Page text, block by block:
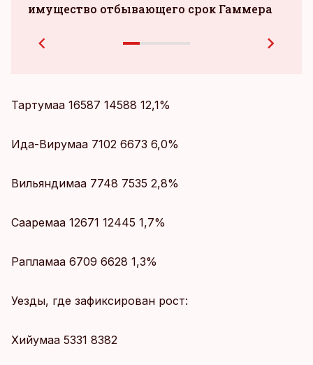
имущество отбывающего срок Гаммера
Тартумаа 16587 14588 12,1%
Ида-Вирумаа 7102 6673 6,0%
Вильяндимаа 7748 7535 2,8%
Сааремаа 12671 12445 1,7%
Рапламаа 6709 6628 1,3%
Уезды, где зафиксирован рост:
Хийумаа 5331 8382